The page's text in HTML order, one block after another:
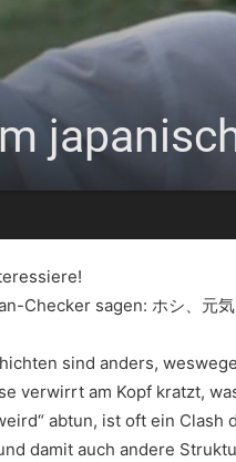
Checker sagen: ホシ、元気
sind anders,
verwirrt am Kopf kratzt,
abtun, ist oft ein
damit auch andere